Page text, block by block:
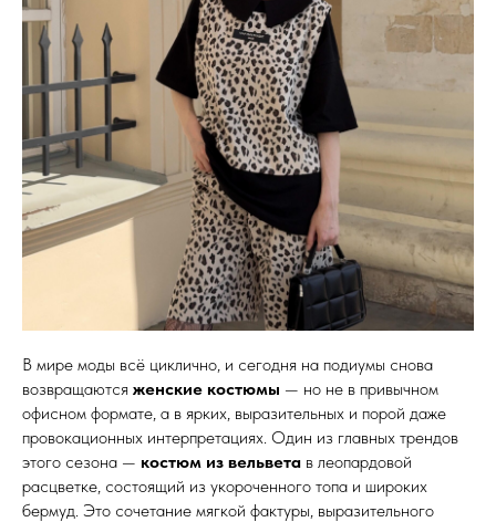
В мире моды всё циклично, и сегодня на подиумы снова
возвращаются женские костюмы — но не в привычном
офисном формате, а в ярких, выразительных и порой даже
провокационных интерпретациях. Один из главных трендов
этого сезона — костюм из вельвета в леопардовой
расцветке, состоящий из укороченного топа и широких
бермуд. Это сочетание мягкой фактуры, выразительного